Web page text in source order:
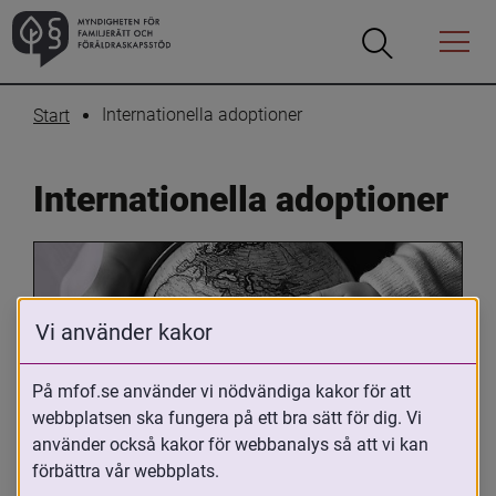
Öppna
Öppna
Menyn
Start Internationella adoptioner
Internationella adoptioner
Oavsett om du är adopterad,
adoptivförälder eller arbetar med
Vi använder kakor
På mfof.se använder vi nödvändiga kakor för att
webbplatsen ska fungera på ett bra sätt för dig. Vi
använder också kakor för webbanalys så att vi kan
förbättra vår webbplats.